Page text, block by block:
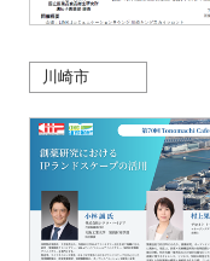
川崎市